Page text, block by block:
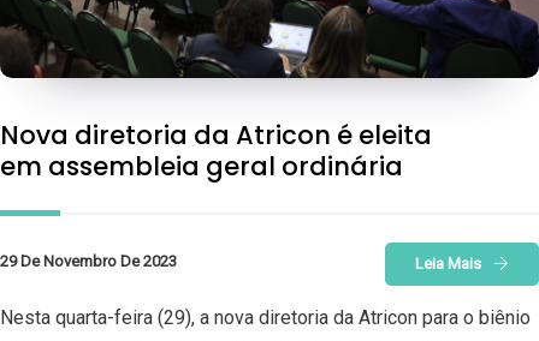
Nova diretoria da Atricon é eleita
em assembleia geral ordinária
29 De Novembro De 2023 Leia Mais
Nesta quarta-feira (29), a nova diretoria da Atricon para o biênio